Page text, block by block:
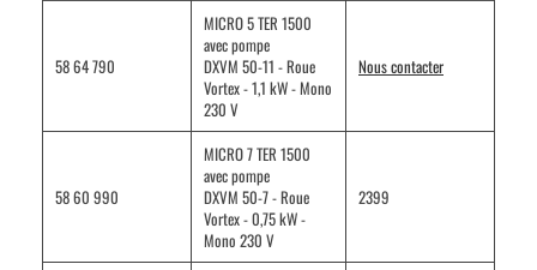
58 64 790
MICRO 5 TER 1500
avec pompe
DXVM 50-11 - Roue
Vortex - 1,1 kW - Mono
230 V
Nous contacter
58 60 990
MICRO 7 TER 1500
avec pompe
DXVM 50-7 - Roue
Vortex - 0,75 kW -
Mono 230 V
2399